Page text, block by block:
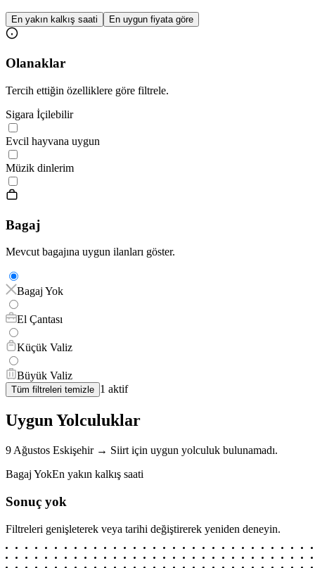
En yakın kalkış saati En uygun fiyata göre
Olanaklar
Tercih ettiğin özelliklere göre filtrele.
Sigara İçilebilir
Evcil hayvana uygun
Müzik dinlerim
Bagaj
Mevcut bagajına uygun ilanları göster.
Bagaj Yok
El Çantası
Küçük Valiz
Büyük Valiz
Tüm filtreleri temizle 1 aktif
Uygun Yolculuklar
9 Ağustos Eskişehir→ Siirt için uygun yolculuk bulunamadı.
Bagaj YokEn yakın kalkış saati
Sonuç yok
Filtreleri genişleterek veya tarihi değiştirerek yeniden deneyin.